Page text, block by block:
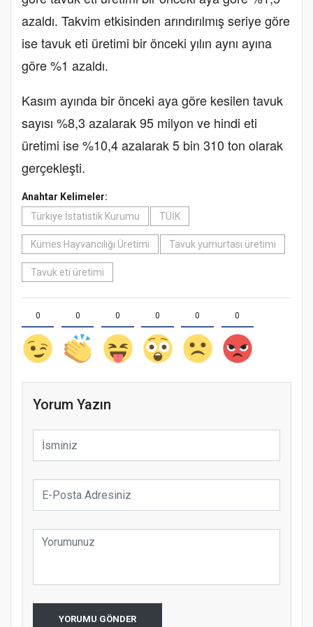
azaldı. Takvim etkisinden arındırılmış seriye göre
ise tavuk eti üretimi bir önceki yılın aynı ayına
göre %1 azaldı.
Kasım ayında bir önceki aya göre kesilen tavuk
sayısı %8,3 azalarak 95 milyon ve hindi eti
üretimi ise %10,4 azalarak 5 bin 310 ton olarak
gerçekleşti.
Anahtar Kelimeler:
Türkiye İstatistik Kurumu
TÜİK
Kümes Hayvancılığı Üretimi Tavuk yumurtası üretimi
Tavuk eti üretimi
0 0 0 0 0 0
Yorum Yazın
YORUMU GÖNDER